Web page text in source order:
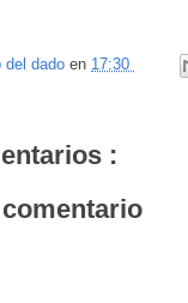
del dado en 17:30
: